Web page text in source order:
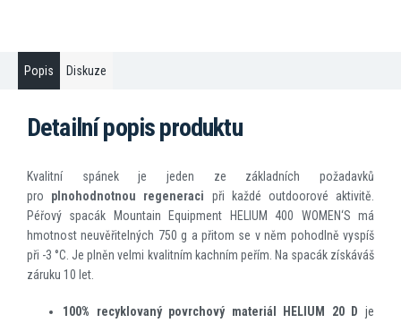
Popis Diskuze
Detailní popis produktu
Kvalitní spánek je jeden ze základních požadavků
pro plnohodnotnou regeneraci při každé outdoorové aktivitě.
Péřový spacák Mountain Equipment HELIUM 400 WOMEN‘S má
hmotnost neuvěřitelných 750 g a přitom se v něm pohodlně vyspíš
při -3 °C. Je plněn velmi kvalitním kachním peřím. Na spacák získáváš
záruku 10 let.
100% recyklovaný povrchový materiál HELIUM 20 D je